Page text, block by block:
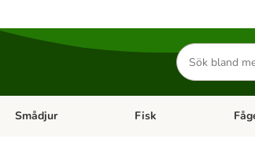
Sök
efter
produkter
Hund
Open category menu: Katt
Smådjur Open category menu:
Fisk